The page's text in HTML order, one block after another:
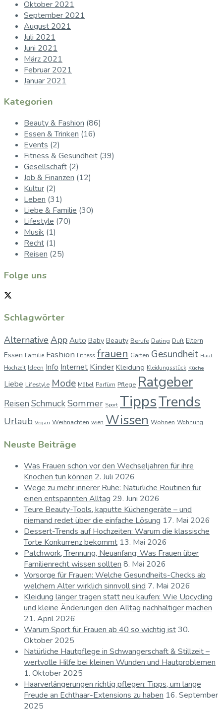
Oktober 2021
September 2021
August 2021
Juli 2021
Juni 2021
März 2021
Februar 2021
Januar 2021
Kategorien
Beauty & Fashion (86)
Essen & Trinken (16)
Events (2)
Fitness & Gesundheit (39)
Gesellschaft (2)
Job & Finanzen (12)
Kultur (2)
Leben (31)
Liebe & Familie (30)
Lifestyle (70)
Musik (1)
Recht (1)
Reisen (25)
Folge uns
Schlagwörter
Alternative App Auto Baby Beauty Berufe Dating Duft Eltern
Essen Familie Fashion Fitness frauen Garten Gesundheit Haut
Hochzeit Ideen Info Internet Kinder Kleidung Kleidungsstück Küche
Liebe Lifestyle Mode Möbel Parfüm Pflege Ratgeber
Reisen SchmuckSommer Sport TippsTrends
Urlaub Vegan Weihnachten wien Wissen Wohnen Wohnung
Neuste Beiträge
Was Frauen schon vor den Wechseljahren für ihre
Knochen tun können 2. Juli 2026
Wege zu mehr innerer Ruhe: Natürliche Routinen für
einen entspannten Alltag 29. Juni 2026
Teure Beauty-Tools, kaputte Küchengeräte – und
niemand redet über die einfache Lösung 17. Mai 2026
Dessert-Trends auf Hochzeiten: Warum die klassische
Torte Konkurrenz bekommt 13. Mai 2026
Patchwork, Trennung, Neuanfang: Was Frauen über
Familienrecht wissen sollten 8. Mai 2026
Vorsorge für Frauen: Welche Gesundheits-Checks ab
welchem Alter wirklich sinnvoll sind 7. Mai 2026
Kleidung länger tragen statt neu kaufen: Wie Upcycling
und kleine Änderungen den Alltag nachhaltiger machen
21. April 2026
Warum Sport für Frauen ab 40 so wichtig ist30.
Oktober 2025
Natürliche Hautpflege in Schwangerschaft & Stillzeit –
wertvolle Hilfe bei kleinen Wunden und Hautproblemen
1. Oktober 2025
Haarverlängerungen richtig pflegen: Tipps, um lange
Freude an Echthaar-Extensions zu haben 16. September
2025